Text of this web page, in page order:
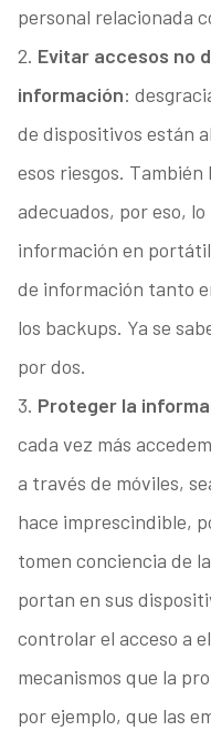
personal relacionada
2. Evitar accesos no
información:
de dispositivos están
esos riesgos.
adecuados, por eso,
información en
de información tanto
los backups. Ya se
por dos.
3. Proteger la
cada vez más
a través de móviles,
hace imprescindible,
tomen conciencia de
portan en sus
controlar el acceso a
mecanismos que la
por ejemplo, que las